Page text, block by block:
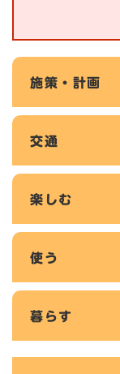
施策・計画
交通
楽しむ
使う
暮らす